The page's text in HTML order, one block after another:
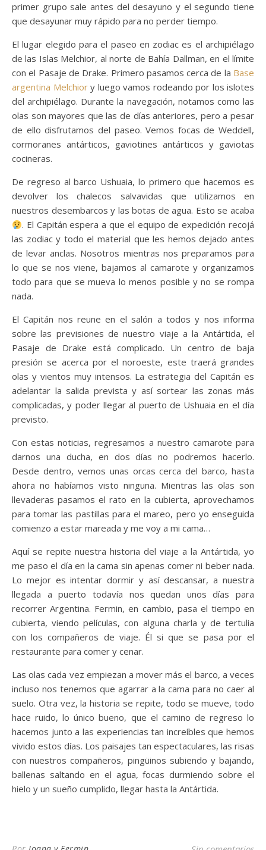
primer grupo sale antes del desayuno y el segundo tiene
que desayunar muy rápido para no perder tiempo.
El lugar elegido para el paseo en zodiac es el archipiélago
de las Islas Melchior, al norte de Bahía Dallman, en el límite
con el Pasaje de Drake. Primero pasamos cerca de la Base
argentina Melchiory luego vamos rodeando por los islotes
del archipiélago. Durante la navegación, notamos como las
olas son mayores que las de días anteriores, pero a pesar
de ello disfrutamos del paseo. Vemos focas de Weddell,
cormoranes antárticos, gaviotines antárticos y gaviotas
cocineras.
De regreso al barco Ushuaia, lo primero que hacemos es
devolver los chalecos salvavidas que utilizamos en
nuestros desembarcos y las botas de agua. Esto se acaba
. El Capitán espera a que el equipo de expedición recojá
las zodiac y todo el material que les hemos dejado antes
de levar anclas. Nosotros mientras nos preparamos para
lo que se nos viene, bajamos al camarote y organizamos
todo para que se mueva lo menos posible y no se rompa
nada.
El Capitán nos reune en el salón a todos y nos informa
sobre las previsiones de nuestro viaje a la Antártida, el
Pasaje de Drake está complicado. Un centro de baja
presión se acerca por el noroeste, este traerá grandes
olas y vientos muy intensos. La estrategia del Capitán es
adelantar la salida prevista y así sortear las zonas más
complicadas, y poder llegar al puerto de Ushuaia en el día
previsto.
Con estas noticias, regresamos a nuestro camarote para
darnos una ducha, en dos días no podremos hacerlo.
Desde dentro, vemos unas orcas cerca del barco, hasta
ahora no habíamos visto ninguna. Mientras las olas son
llevaderas pasamos el rato en la cubierta, aprovechamos
para tomar las pastillas para el mareo, pero yo enseguida
comienzo a estar mareada y me voy a mi cama…
Aquí se repite nuestra historia del viaje a la Antártida, yo
me paso el día en la cama sin apenas comer ni beber nada.
Lo mejor es intentar dormir y así descansar, a nuestra
llegada a puerto todavía nos quedan unos días para
recorrer Argentina. Fermin, en cambio, pasa el tiempo en
cubierta, viendo películas, con alguna charla y de tertulia
con los compañeros de viaje. Él si que se pasa por el
restaurante para comer y cenar.
Las olas cada vez empiezan a mover más el barco, a veces
incluso nos tenemos que agarrar a la cama para no caer al
suelo. Otra vez, la historia se repite, todo se mueve, todo
hace ruido, lo único bueno, que el camino de regreso lo
hacemos junto a las experiencias tan increíbles que hemos
vivido estos días. Los paisajes tan espectaculares, las risas
con nuestros compañeros, pingüinos subiendo y bajando,
ballenas saltando en el agua, focas durmiendo sobre el
hielo y un sueño cumplido, llegar hasta la Antártida.